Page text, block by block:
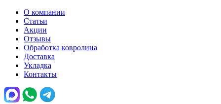
О компании
Статьи
Акции
Отзывы
Обработка ковролина
Доставка
Укладка
Контакты